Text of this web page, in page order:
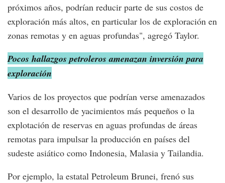
próximos años, podrían reducir parte de sus costos de
exploración más altos, en particular los de exploración en
zonas remotas y en aguas profundas", agregó Taylor.
Pocos hallazgos petroleros amenazan inversión para
exploración
Varios de los proyectos que podrían verse amenazados
son el desarrollo de yacimientos más pequeños o la
explotación de reservas en aguas profundas de áreas
remotas para impulsar la producción en países del
sudeste asiático como Indonesia, Malasia y Tailandia.
Por ejemplo, la estatal Petroleum Brunei, frenó sus